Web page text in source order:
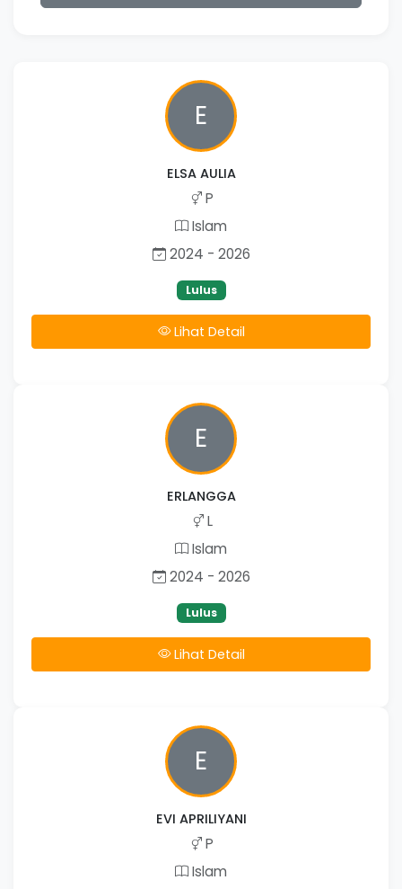
E
ELSA AULIA
P
Islam
2024 - 2026
Lulus
Lihat Detail
E
ERLANGGA
L
Islam
2024 - 2026
Lulus
Lihat Detail
E
EVI APRILIYANI
P
Islam